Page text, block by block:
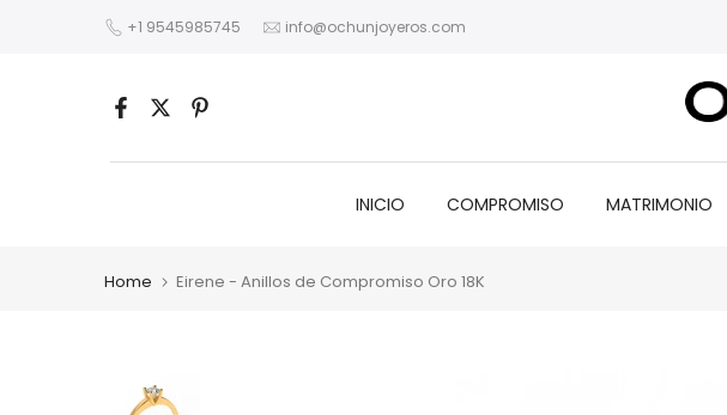
+1 9545985745 info@ochunjoyeros.com
INICIO COMPROMISO MATRIMONIO
Home Eirene - Anillos de Compromiso Oro 18K